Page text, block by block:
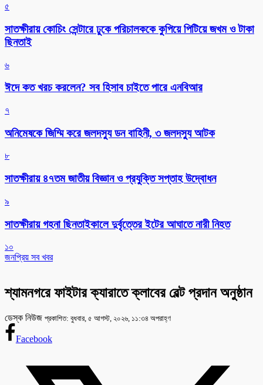
৫
সাতক্ষীরায় কোচিং সেন্টারে ঢুকে পরিচালককে কুপিয়ে পিটিয়ে জখম ও টাকা
ছিনতাই
৬
ঈদে কত খরচ করলেন? সব হিসাব চাইতে পারে এনবিআর
৭
অনিমেষকে জিম্মি করে জলদস্যু ডন বাহিনী, ৩ জলদস্যু আটক
৮
সাতক্ষীরায় ৪৭তম জাতীয় বিজ্ঞান ও প্রযুক্তি সপ্তাহ উদ্বোধন
৯
সাতক্ষীরায় গহনা ছিনতাইকালে দুর্বৃত্তের ইটের আঘাতে নারী নিহত
১০
জনপ্রিয় সব খবর
শ্যামনগরে ফাইটার ক্যারাতে ক্লাবের বেল্ট প্রদান অনুষ্ঠান
ডেস্ক নিউজ প্রকাশিত: বুধবার, ৫ আগস্ট, ২০২৬, ১১:৩৪ অপরাহ্ণ
Facebook